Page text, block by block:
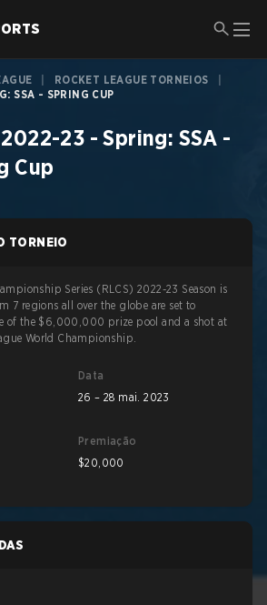
ROCKET LEAGUE TORNEIOS
SSA - SPRING CUP
2022-23 - Spring: SSA -
Cup
TORNEIO
Series (RLCS) 2022-23 Season is
7 regions all over the globe are set to
of the $6,000,000 prize pool and a shot at
World Championship.
Data
26 – 28 mai. 2023
Premiação
$20,000